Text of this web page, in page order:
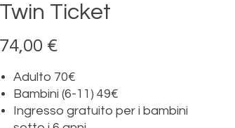
Twin Ticket
74,00 €
Adulto 70€
Bambini (6-11) 49€
Ingresso gratuito per i bambini